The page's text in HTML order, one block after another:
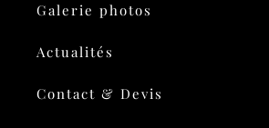
Galerie photos
Actualités
Contact & Devis